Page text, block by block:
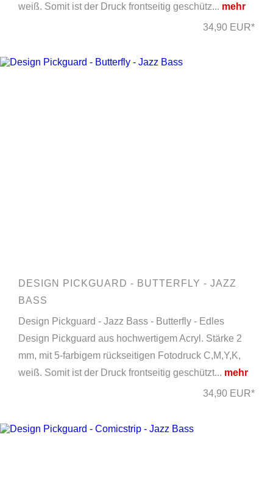
weiß. Somit ist der Druck frontseitig geschütz... mehr
34,90 EUR*
DESIGN PICKGUARD - BUTTERFLY - JAZZ
BASS
Design Pickguard - Jazz Bass - Butterfly - Edles
Design Pickguard aus hochwertigem Acryl. Stärke 2
mm, mit 5-farbigem rückseitigen Fotodruck C,M,Y,K,
weiß. Somit ist der Druck frontseitig geschützt... mehr
34,90 EUR*